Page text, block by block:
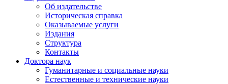
Об издательстве
Историческая справка
Оказываемые услуги
Издания
Структура
Контакты
Доктора наук
Гуманитарные и социальные науки
Естественные и технические науки